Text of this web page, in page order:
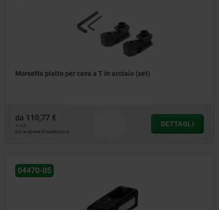
Morsetto piatto per cava a T in acciaio (set)
da 110,77 €
+ IVA
più le spese di spedizione
DETTAGLI
04470-05